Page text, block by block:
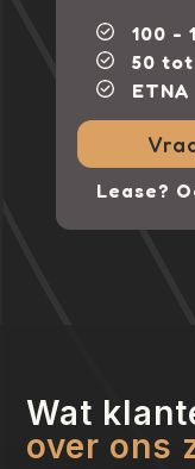
100 -
50 tot
ETNA
Lease?
Wat
over ons